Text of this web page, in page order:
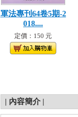
軍法專刊64卷5期-2
018....
定價：150 元
| 內容簡介 |